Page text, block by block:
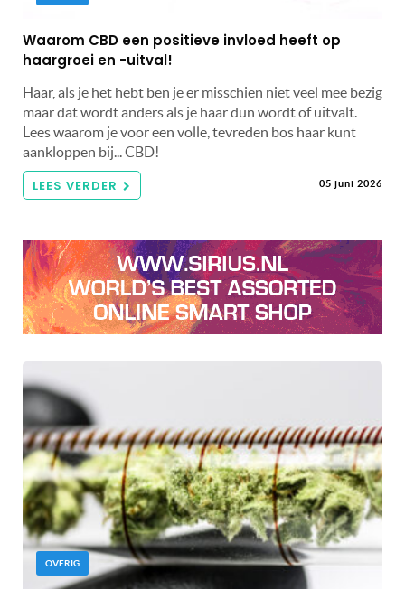
Waarom CBD een positieve invloed heeft op
haargroei en -uitval!
Haar, als je het hebt ben je er misschien niet veel mee bezig
maar dat wordt anders als je haar dun wordt of uitvalt.
Lees waarom je voor een volle, tevreden bos haar kunt
aankloppen bij... CBD!
LEES VERDER 05 juni 2026
OVERIG